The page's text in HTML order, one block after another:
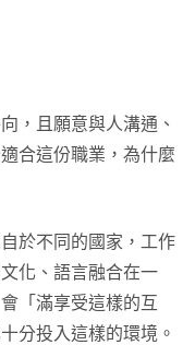
，且願意與人溝通、
合這份職業，為什麼
於不同的國家，工作
化、語言融合在一
「滿享受這樣的互
分投入這樣的環境。